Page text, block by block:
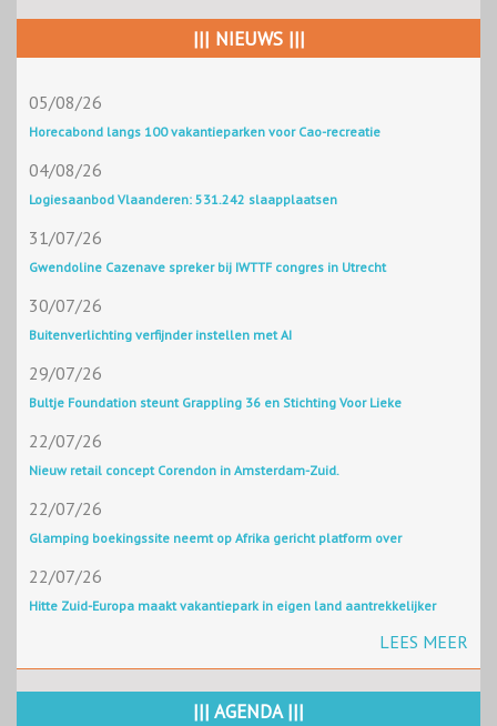
||| NIEUWS |||
05/08/26
Horecabond langs 100 vakantieparken voor Cao-recreatie
04/08/26
Logiesaanbod Vlaanderen: 531.242 slaapplaatsen
31/07/26
Gwendoline Cazenave spreker bij IWTTF congres in Utrecht
30/07/26
Buitenverlichting verfijnder instellen met AI
29/07/26
Bultje Foundation steunt Grappling 36 en Stichting Voor Lieke
22/07/26
Nieuw retail concept Corendon in Amsterdam-Zuid.
22/07/26
Glamping boekingssite neemt op Afrika gericht platform over
22/07/26
Hitte Zuid-Europa maakt vakantiepark in eigen land aantrekkelijker
LEES MEER
||| AGENDA |||